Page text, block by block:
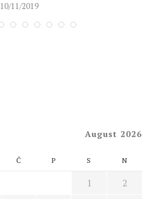
10/11/2019
August 2026
Č P S N
1
2